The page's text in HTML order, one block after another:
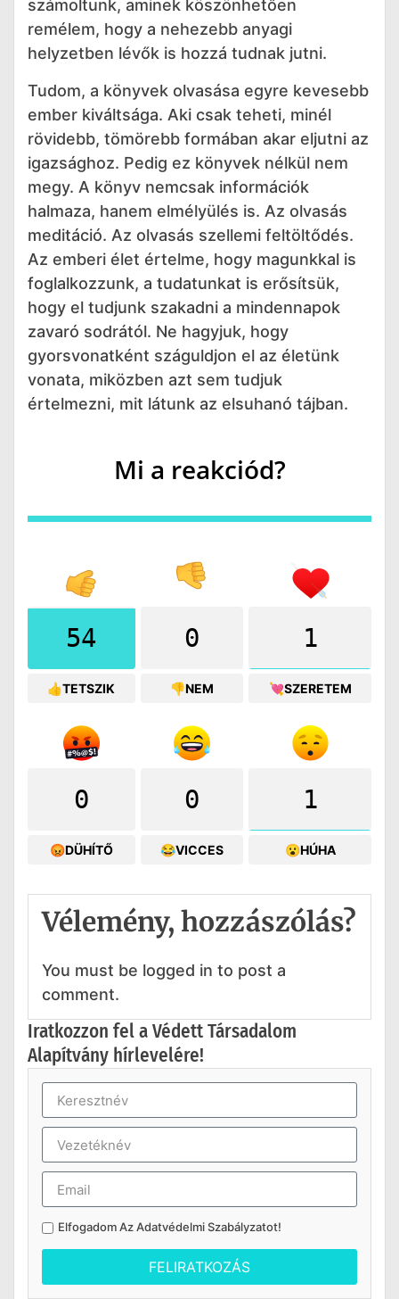
számoltunk, aminek köszönhetően
remélem, hogy a nehezebb anyagi
helyzetben lévők is hozzá tudnak jutni.
Tudom, a könyvek olvasása egyre kevesebb
ember kiváltsága. Aki csak teheti, minél
rövidebb, tömörebb formában akar eljutni az
igazsághoz. Pedig ez könyvek nélkül nem
megy. A könyv nemcsak információk
halmaza, hanem elmélyülés is. Az olvasás
meditáció. Az olvasás szellemi feltöltődés.
Az emberi élet értelme, hogy magunkkal is
foglalkozzunk, a tudatunkat is erősítsük,
hogy el tudjunk szakadni a mindennapok
zavaró sodrától. Ne hagyjuk, hogy
gyorsvonatként száguldjon el az életünk
vonata, miközben azt sem tudjuk
értelmezni, mit látunk az elsuhanó tájban.
Mi a reakciód?
54
👍TETSZIK
0
👎NEM
1
💘SZERETEM
0
😡DÜHÍTŐ
0
😂VICCES
1
😮HÚHA
Vélemény, hozzászólás?
You must be logged in to post a
comment.
Iratkozzon fel a Védett Társadalom
Alapítvány hírlevelére!
Elfogadom AzAdatvédelmi Szabályzatot!
FELIRATKOZÁS